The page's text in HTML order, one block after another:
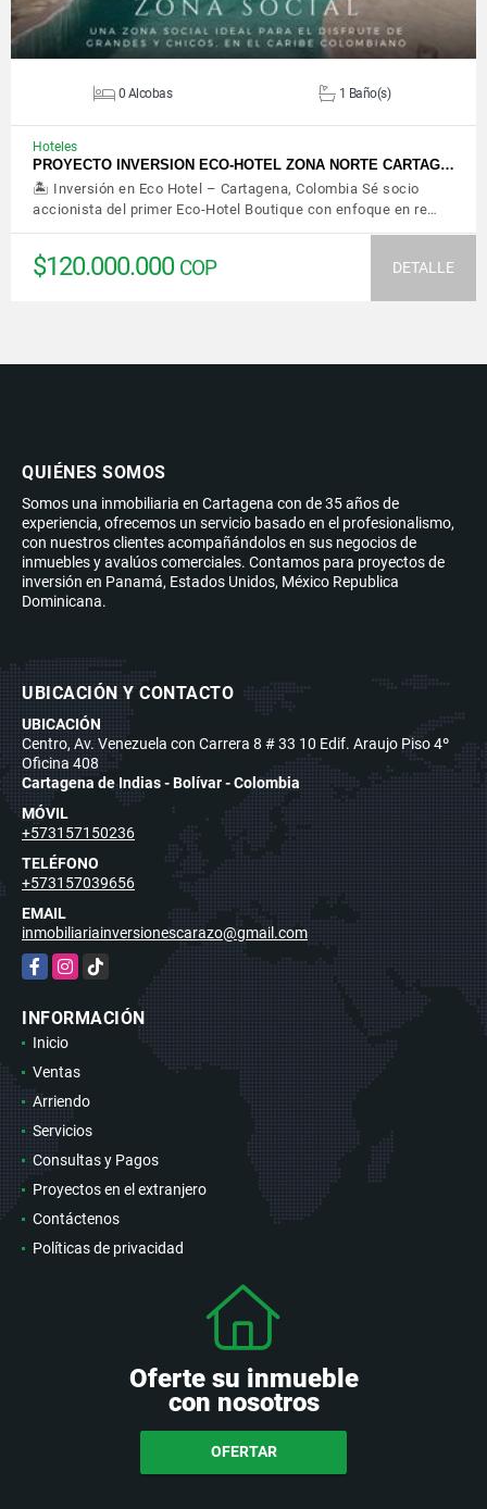
0 Alcobas 1 Baño(s)
Hoteles
PROYECTO INVERSION ECO-HOTEL ZONA NORTE CARTAG…
🏝️ Inversión en Eco Hotel – Cartagena, Colombia Sé socio
accionista del primer Eco-Hotel Boutique con enfoque en re…
$120.000.000 COP DETALLE
QUIÉNES SOMOS
Somos una inmobiliaria en Cartagena con de 35 años de
experiencia, ofrecemos un servicio basado en el profesionalismo,
con nuestros clientes acompañándolos en sus negocios de
inmuebles y avalúos comerciales. Contamos para proyectos de
inversión en Panamá, Estados Unidos, México Republica
Dominicana.
UBICACIÓN Y CONTACTO
UBICACIÓN
Centro, Av. Venezuela con Carrera 8 # 33 10 Edif. Araujo Piso 4º
Oficina 408
Cartagena de Indias - Bolívar - Colombia
MÓVIL
+573157150236
TELÉFONO
+573157039656
EMAIL
inmobiliariainversionescarazo@gmail.com
FacebookInstagram
TikTok
INFORMACIÓN
Inicio
Ventas
Arriendo
Servicios
Consultas y Pagos
Proyectos en el extranjero
Contáctenos
Políticas de privacidad
Oferte su inmueble
con nosotros
OFERTAR